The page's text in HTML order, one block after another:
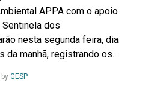
APPA com o apoio
dos
nesta segunda feira, dia
da manhã, registrando os...
by GESPLeia